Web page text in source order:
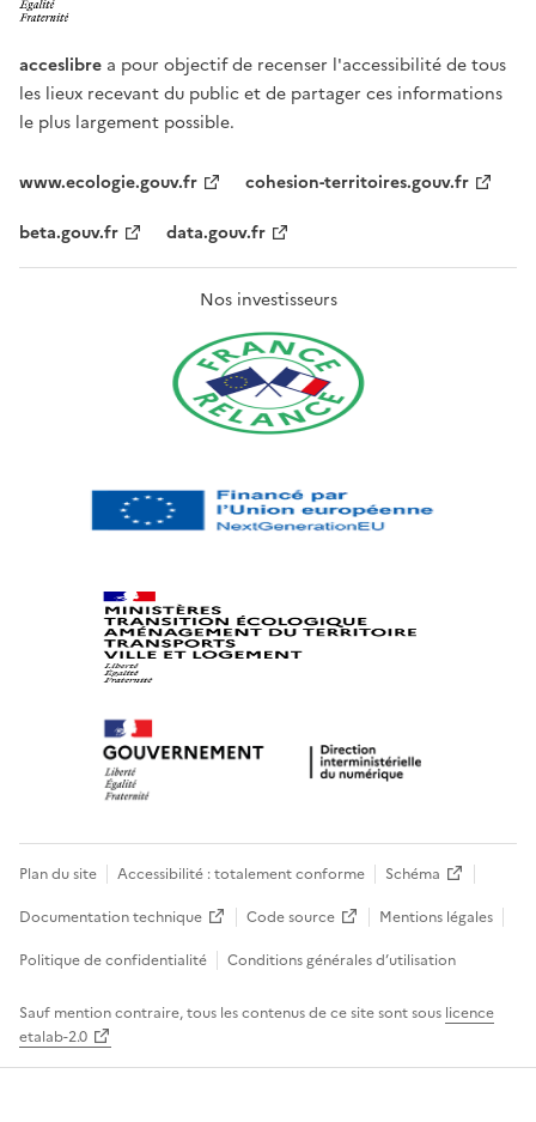
acceslibre a pour objectif de recenser l'accessibilité de tous
les lieux recevant du public et de partager ces informations
le plus largement possible.
www.ecologie.gouv.fr
cohesion-territoires.gouv.fr
beta.gouv.fr
data.gouv.fr
Nos investisseurs
Plan du site Accessibilité : totalement conforme
Schéma
Documentation technique
Code source
Mentions légales
Politique de confidentialité
Conditions générales d’utilisation
Sauf mention contraire, tous les contenus de ce site sont sous licence
etalab-2.0